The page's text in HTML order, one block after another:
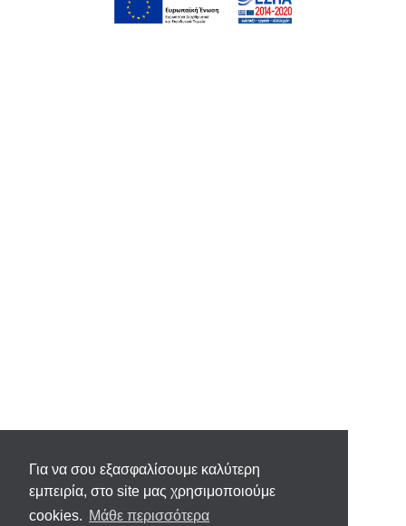
Για να σου εξασφαλίσουμε καλύτερη
εμπειρία, στο site μας χρησιμοποιούμε
cookies. Μάθε περισσότερα